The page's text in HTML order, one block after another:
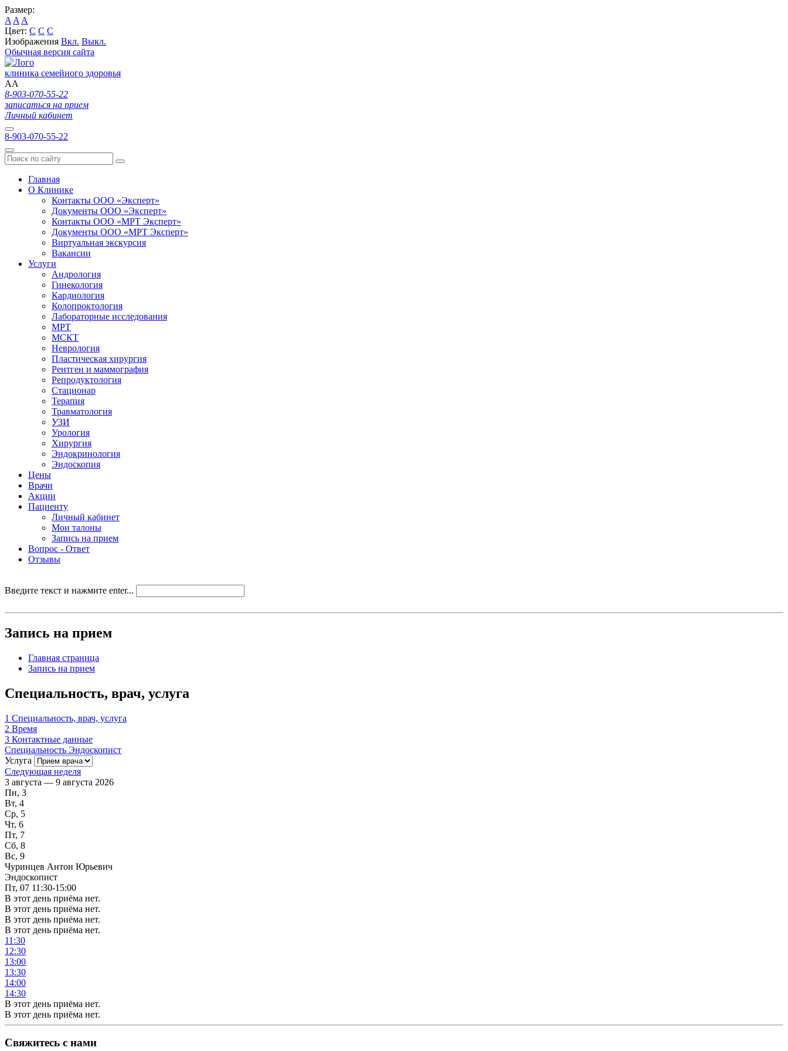
Размер:
A A A
Цвет: C C C
Изображения Вкл. Выкл.
Обычная версия сайта
клиника семейного здоровья
AA
8-903-070-55-22
записаться на прием
Личный кабинет
8-903-070-55-22
Главная
О Клинике
Контакты ООО «Эксперт»
Документы ООО «Эксперт»
Контакты ООО «МРТ Эксперт»
Документы ООО «МРТ Эксперт»
Виртуальная экскурсия
Вакансии
Услуги
Андрология
Гинекология
Кардиология
Колопроктология
Лабораторные исследования
МРТ
МСКТ
Неврология
Пластическая хирургия
Рентген и маммография
Репродуктология
Стационар
Терапия
Травматология
УЗИ
Урология
Хирургия
Эндокринология
Эндоскопия
Цены
Врачи
Акции
Пациенту
Личный кабинет
Мои талоны
Запись на прием
Вопрос - Ответ
Отзывы
Введите текст и нажмите enter...
Запись на прием
Главная страница
Запись на прием
Специальность, врач, услуга
1 Специальность, врач, услуга
2 Время
3 Контактные данные
Специальность Эндоскопист
Услуга
Следующая неделя
3 августа — 9 августа 2026
Пн, 3
Вт, 4
Ср, 5
Чт, 6
Пт, 7
Сб, 8
Вс, 9
Чуринцев Антон Юрьевич
Эндоскопист
Пт, 07 11:30-15:00
В этот день приёма нет.
В этот день приёма нет.
В этот день приёма нет.
В этот день приёма нет.
11:30
12:30
13:00
13:30
14:00
14:30
В этот день приёма нет.
В этот день приёма нет.
Свяжитесь с нами